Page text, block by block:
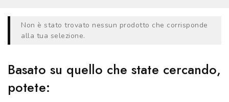
Non è stato trovato nessun prodotto che corrisponde
alla tua selezione.
Basato su quello che state cercando,
potete: